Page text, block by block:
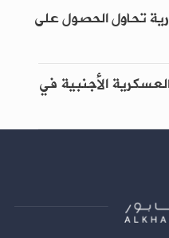
تحاول الحصول على
الأجنبية في